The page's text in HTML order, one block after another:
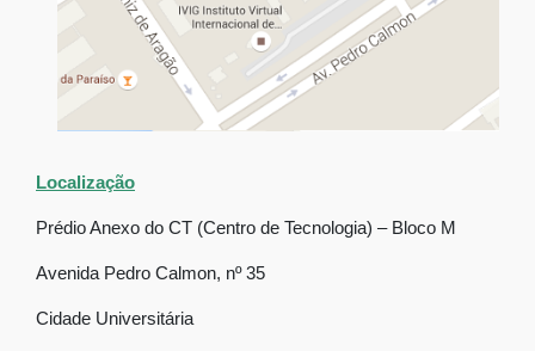
Localização
Prédio Anexo do CT (Centro de Tecnologia) – Bloco M
Avenida Pedro Calmon, nº 35
Cidade Universitária